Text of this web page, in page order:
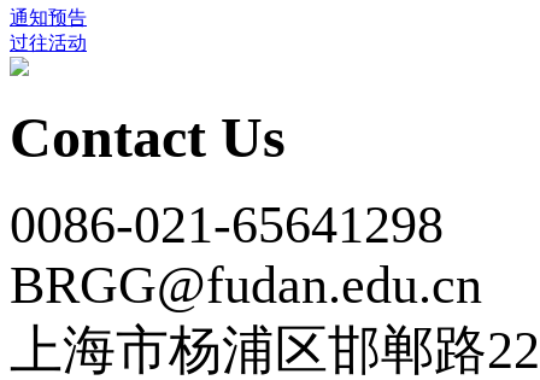
通知预告
过往活动
Contact Us
0086-021-65641298
BRGG@fudan.edu.cn
上海市杨浦区邯郸路